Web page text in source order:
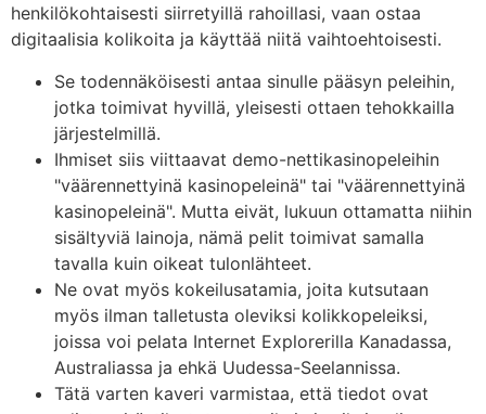
henkilökohtaisesti siirretyillä rahoillasi, vaan ostaa
digitaalisia kolikoita ja käyttää niitä vaihtoehtoisesti.
Se todennäköisesti antaa sinulle pääsyn peleihin,
jotka toimivat hyvillä, yleisesti ottaen tehokkailla
järjestelmillä.
Ihmiset siis viittaavat demo-nettikasinopeleihin
"väärennettyinä kasinopeleinä" tai "väärennettyinä
kasinopeleinä". Mutta eivät, lukuun ottamatta niihin
sisältyviä lainoja, nämä pelit toimivat samalla
tavalla kuin oikeat tulonlähteet.
Ne ovat myös kokeilusatamia, joita kutsutaan
myös ilman talletusta oleviksi kolikkopeleiksi,
joissa voi pelata Internet Explorerilla Kanadassa,
Australiassa ja ehkä Uudessa-Seelannissa.
Tätä varten kaveri varmistaa, että tiedot ovat